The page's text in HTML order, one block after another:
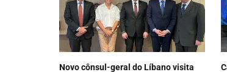
Novo cônsul-geral do Líbano visita